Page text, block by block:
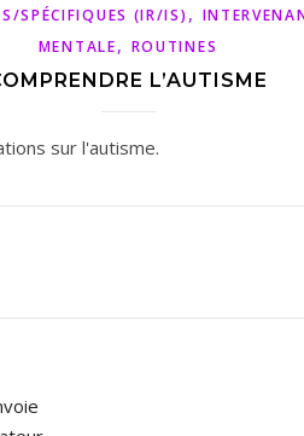
SPÉCIFIQUES (IR/IS),
MENTALE, ROUTINES
L’AUTISME
sur l'autisme.